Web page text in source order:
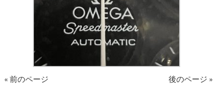
« 前のページ 後のページ »